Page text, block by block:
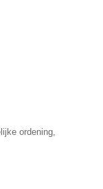
ordening,